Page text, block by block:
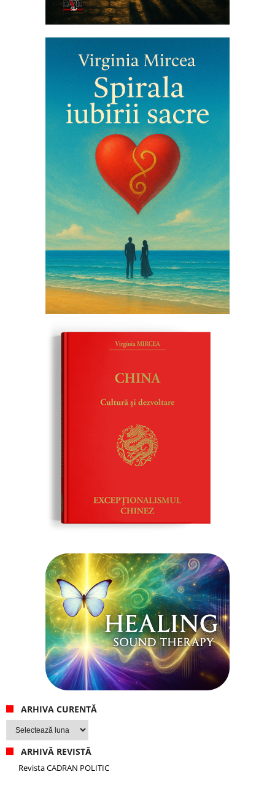
ARHIVA CURENTĂ
Arhiva
curentă
ARHIVĂ REVISTĂ
Revista CADRAN POLITIC